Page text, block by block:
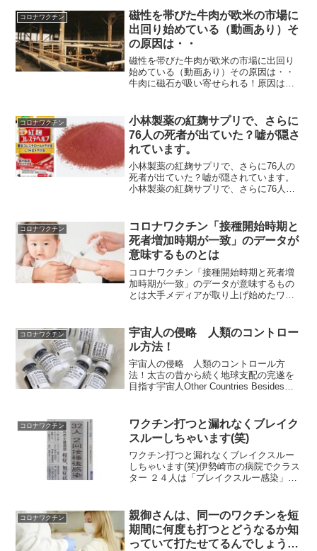
コロナワクチン
磁性を帯びた牛肉が欧米の市場に
出回り始めている（動画あり）そ
の原因は・・
磁性を帯びた牛肉が欧米の市場に出回り
始めている（動画あり）その原因は・・
牛肉に磁石が吸い寄せられる！原因はワ
う動画です。これはひょっとして、様々
なワクチンや医薬品に含ま...
コロナワクチン
小林製薬の紅麹サプリで、さらに
76人の死者が出ていた？嘘が隠さ
れています。
小林製薬の紅麹サプリで、さらに76人の
死者が出ていた？嘘が隠されています。
小林製薬の紅麹サプリで、さらに76人の
です。武見敬三の騙しの手口を解説しま
す。紅麹サプリの主成...
コロナワクチン
コロナワクチン「接種開始時期と
死者増加時期が一致」のデータが
意味するものとは
コロナワクチン「接種開始時期と死者増
加時期が一致」のデータが意味するもの
とは大手メディアが取り上げ始めたワク
死者が増えていた。原因はコロナか、が
んや心疾患か、それとも別...
コロナワクチン
宇宙人の侵略 人類のコントロー
ル方法！
宇宙人の侵略 人類のコントロール方
法！太古の昔から続く地球支配の完遂を
目指す宇宙人Other Countries Besides
コロナワクチン
ワクチン打つと漏れなくブレイク
スルーしちゃいます(笑)
ワクチン打つと漏れなくブレイクスルー
しちゃいます(笑)伊勢崎市の病院でクラス
ター ２４人は「ブレイクスルー感染」09
染したことが新たに確認され、クラスタ
ーが発生...
コロナワクチン
親御さんは、同一のワクチンを短
期間に何度も打つとどうなるか知
っていて打たせてるんでしょう